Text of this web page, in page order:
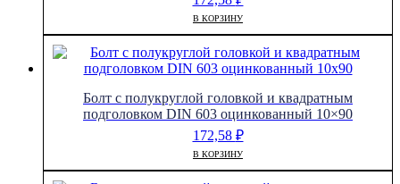
В КОРЗИНУ
Болт с полукруглой головкой и квадратным
подголовком DIN 603 оцинкованный 10×90
172,58 ₽
В КОРЗИНУ